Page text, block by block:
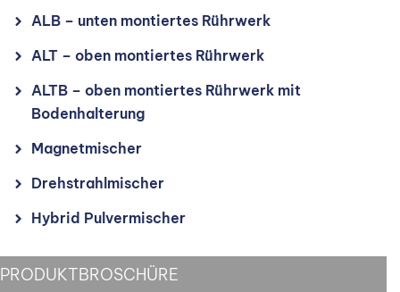
ALB – unten montiertes Rührwerk
ALT – oben montiertes Rührwerk
ALTB – oben montiertes Rührwerk mit
Bodenhalterung
Magnetmischer
Drehstrahlmischer
Hybrid Pulvermischer
PRODUKTBROSCHÜRE